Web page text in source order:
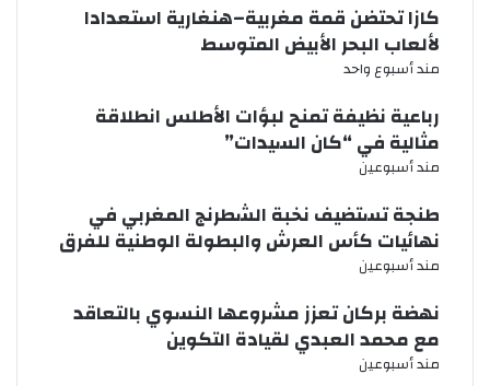
كازا تحتضن قمة مغربية–هنغارية استعدادا
لألعاب البحر الأبيض المتوسط
مند أسبوع واحد
رباعية نظيفة تمنح لبؤات الأطلس انطلاقة
مثالية في “كان السيدات”
مند أسبوعين
طنجة تستضيف نخبة الشطرنج المغربي في
نهائيات كأس العرش والبطولة الوطنية للفرق
مند أسبوعين
نهضة بركان تعزز مشروعها النسوي بالتعاقد
مع محمد العبدي لقيادة التكوين
مند أسبوعين